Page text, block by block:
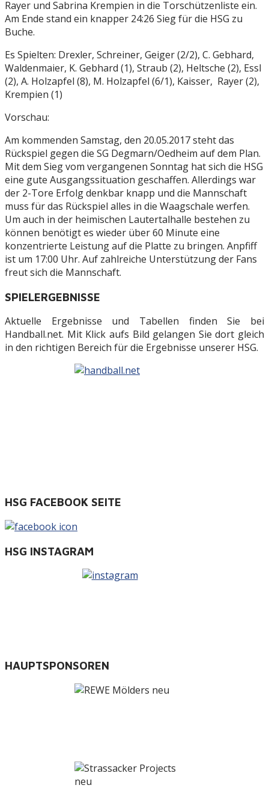
Rayer und Sabrina Krempien in die Torschützenliste ein.
Am Ende stand ein knapper 24:26 Sieg für die HSG zu
Buche.
Es Spielten: Drexler, Schreiner, Geiger (2/2), C. Gebhard,
Waldenmaier, K. Gebhard (1), Straub (2), Heltsche (2), Essl
(2), A. Holzapfel (8), M. Holzapfel (6/1), Kaisser, Rayer (2),
Krempien (1)
Vorschau:
Am kommenden Samstag, den 20.05.2017 steht das
Rückspiel gegen die SG Degmarn/Oedheim auf dem Plan.
Mit dem Sieg vom vergangenen Sonntag hat sich die HSG
eine gute Ausgangssituation geschaffen. Allerdings war
der 2-Tore Erfolg denkbar knapp und die Mannschaft
muss für das Rückspiel alles in die Waagschale werfen.
Um auch in der heimischen Lautertalhalle bestehen zu
können benötigt es wieder über 60 Minute eine
konzentrierte Leistung auf die Platte zu bringen. Anpfiff
ist um 17:00 Uhr. Auf zahlreiche Unterstützung der Fans
freut sich die Mannschaft.
SPIELERGEBNISSE
Aktuelle Ergebnisse und Tabellen finden Sie bei
Handball.net. Mit Klick aufs Bild gelangen Sie dort gleich
in den richtigen Bereich für die Ergebnisse unserer HSG.
HSG FACEBOOK SEITE
HSG INSTAGRAM
HAUPTSPONSOREN